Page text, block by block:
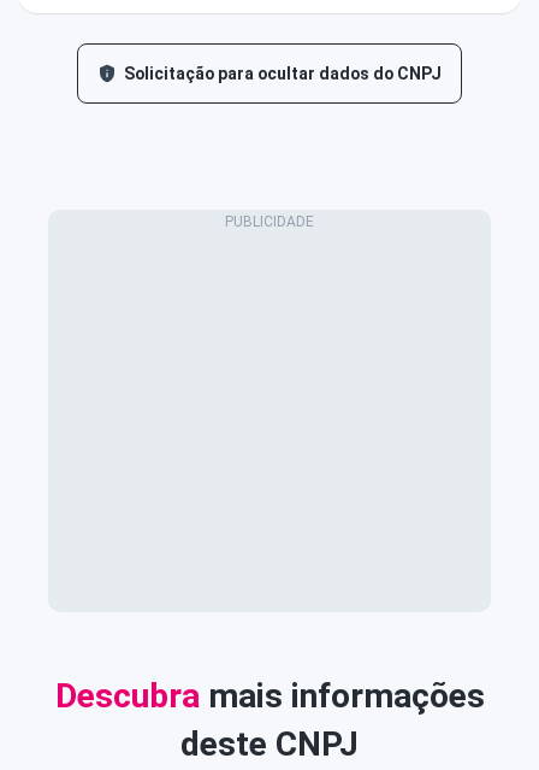
Solicitação para ocultar dados do CNPJ
Descubra mais informações
deste CNPJ